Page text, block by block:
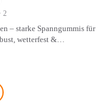
2
– starke Spanngummis für
wetterfest &…